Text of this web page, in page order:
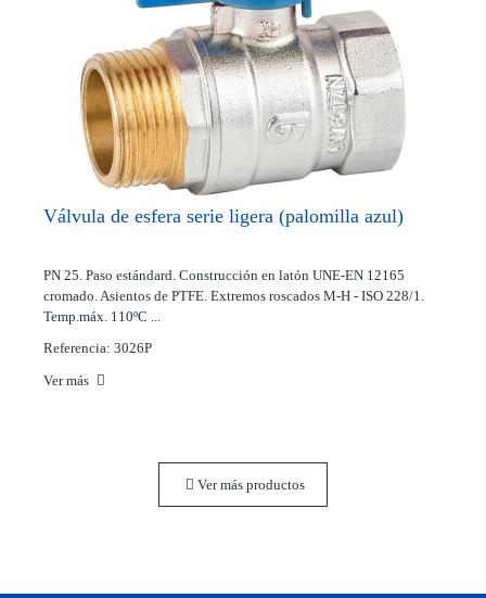
Válvula de esfera serie ligera (palomilla azul)
PN 25. Paso estándard. Construcción en latón UNE-EN 12165
cromado. Asientos de PTFE. Extremos roscados M-H - ISO 228/1.
Temp.máx. 110ºC ...
Referencia: 3026P
Ver más
Ver más productos